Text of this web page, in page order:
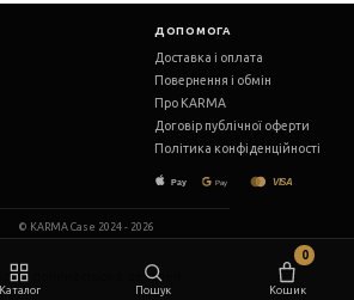
ДОПОМОГА
Доставка і оплата
Повернення і обмін
Про KARMA
Договір публічної оферти
Політика конфіденційності
© KARMA Case 2024 - 2026
Каталог Пошук Кошик
0